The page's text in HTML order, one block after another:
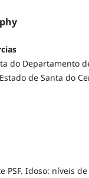
do Departamento
de Santa do
PSF. Idoso: níveis